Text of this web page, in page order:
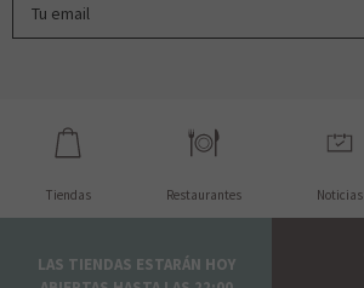
Tiendas Restaurantes Noticias
LAS TIENDAS ESTARÁN HOY